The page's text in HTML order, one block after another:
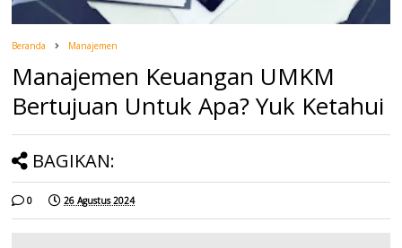
Beranda Manajemen
Manajemen Keuangan UMKM
Bertujuan Untuk Apa? Yuk Ketahui
BAGIKAN:
0 26 Agustus 2024